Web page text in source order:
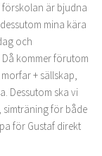
förskolan är bjudna
mina kära
och
kommer förutom
+ sällskap,
Dessutom ska vi
simträning för både
för Gustaf direkt